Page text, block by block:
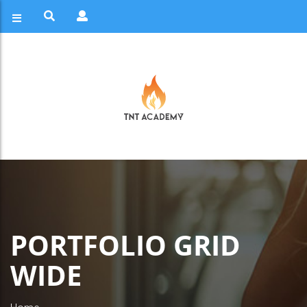
PORTFOLIO GRID
WIDE